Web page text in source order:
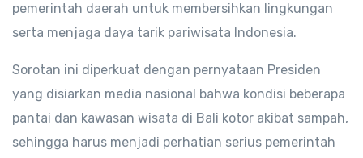
pemerintah daerah untuk membersihkan lingkungan
serta menjaga daya tarik pariwisata Indonesia.
Sorotan ini diperkuat dengan pernyataan Presiden
yang disiarkan media nasional bahwa kondisi beberapa
pantai dan kawasan wisata di Bali kotor akibat sampah,
sehingga harus menjadi perhatian serius pemerintah